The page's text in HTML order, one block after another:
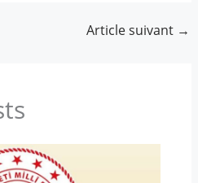
Article suivant →